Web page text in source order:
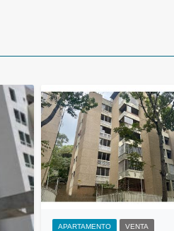
APARTAMENTO VENTA